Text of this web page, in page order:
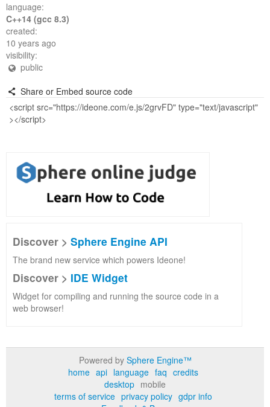
language:
C++14 (gcc 8.3)
created:
10 years ago
visibility:
public
Share or Embed source code
Discover > Sphere Engine API
The brand new service which powers Ideone!
Discover > IDE Widget
Widget for compiling and running the source code in a
web browser!
Powered by Sphere Engine™
home api language faq credits
desktop mobile
terms of service privacy policy gdpr info